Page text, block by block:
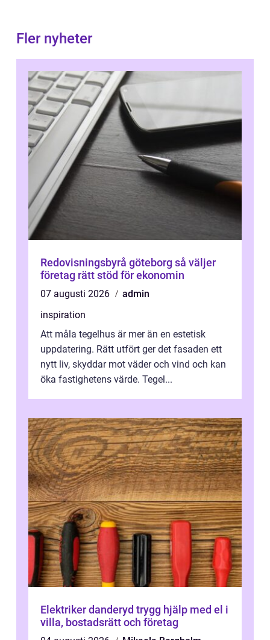
Fler nyheter
Redovisningsbyrå göteborg så väljer
företag rätt stöd för ekonomin
07 augusti 2026
admin
inspiration
Att måla tegelhus är mer än en estetisk
uppdatering. Rätt utfört ger det fasaden ett
nytt liv, skyddar mot väder och vind och kan
öka fastighetens värde. Tegel...
Elektriker danderyd trygg hjälp med el i
villa, bostadsrätt och företag